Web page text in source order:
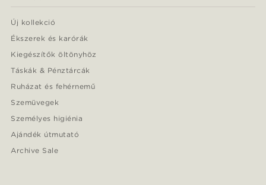
Új kollekció
Ékszerek és karórák
Kiegészítők öltönyhöz
Táskák & Pénztárcák
Ruházat és fehérnemű
Szemüvegek
Személyes higiénia
Ajándék útmutató
Archive Sale